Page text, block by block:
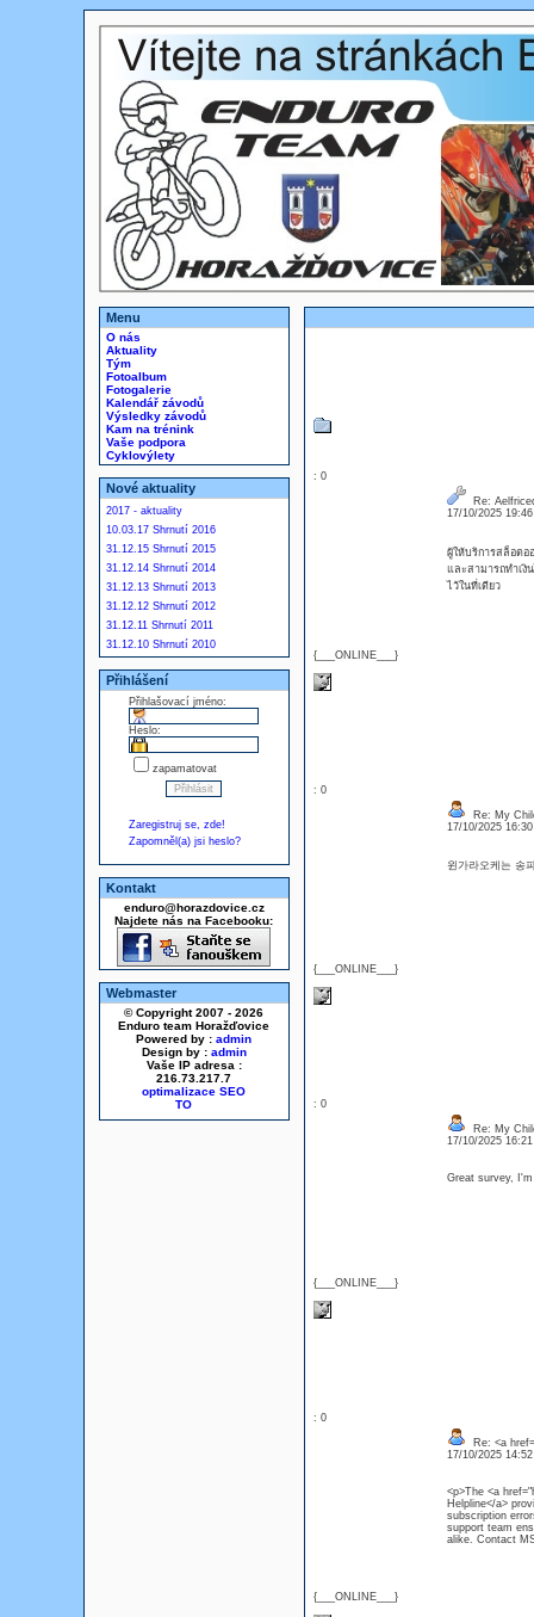
Menu
O nás
Aktuality
Tým
Fotoalbum
Fotogalerie
Kalendář závodů
Výsledky závodů
Kam na trénink
Vaše podpora
Cyklovýlety
Nové aktuality
2017 - aktuality
10.03.17 Shrnutí 2016
31.12.15 Shrnutí 2015
31.12.14 Shrnutí 2014
31.12.13 Shrnutí 2013
31.12.12 Shrnutí 2012
31.12.11 Shrnutí 2011
31.12.10 Shrnutí 2010
Přihlášení
Přihlašovací jméno:
Heslo:
zapamatovat
Zaregistruj se, zde!
Zapomněl(a) jsi heslo?
Kontakt
enduro@horazdovice.cz
Najdete nás na Facebooku:
Webmaster
© Copyright 2007 - 2026
Enduro team Horažďovice
Powered by : admin
Design by : admin
Vaše IP adresa :
216.73.217.7
optimalizace SEO
: 0
{___ONLINE___}
Re:
17/10/2025
ผู้ให้บริการสล็อตอ
และสามารถทำเงิ
ไว้ในที่เดียว
: 0
{___ONLINE___}
Re: My
17/10/2025
윈가라오케는 송
: 0
{___ONLINE___}
Re: My
17/10/2025
Great survey,
: 0
{___ONLINE___}
Re: <a
17/10/2025
<p>The <a
Helpline</a>
subscription
support team
alike. Contact